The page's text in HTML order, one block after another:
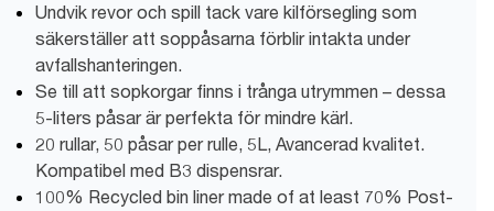
Undvik revor och spill tack vare kilförsegling som
säkerställer att soppåsarna förblir intakta under
avfallshanteringen.
Se till att sopkorgar finns i trånga utrymmen – dessa
5-liters påsar är perfekta för mindre kärl.
20 rullar, 50 påsar per rulle, 5L, Avancerad kvalitet.
Kompatibel med B3 dispensrar.
100% Recycled bin liner made of at least 70% Post-